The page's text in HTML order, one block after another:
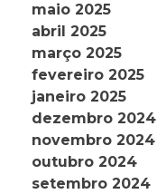
maio 2025
abril 2025
março 2025
fevereiro 2025
janeiro 2025
dezembro 2024
novembro 2024
outubro 2024
setembro 2024